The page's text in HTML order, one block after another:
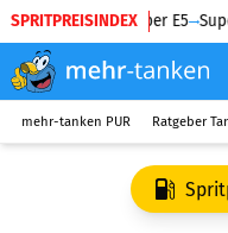
SPRITPREISINDEX
Diesel Super E5
mehr-tanken PUR Ratgeber